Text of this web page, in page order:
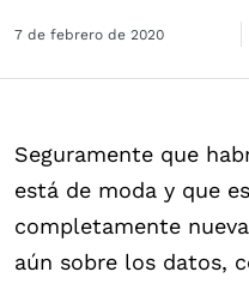
7 de febrero de 2020
Seguramente que
está de moda y que
completamente
aún sobre los datos,